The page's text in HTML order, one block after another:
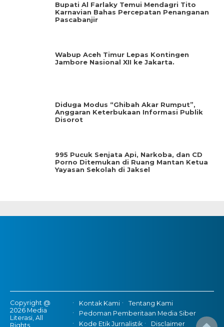
Bupati Al Farlaky Temui Mendagri Tito
Karnavian Bahas Percepatan Penanganan
Pascabanjir
Wabup Aceh Timur Lepas Kontingen
Jambore Nasional XII ke Jakarta.
Diduga Modus “Ghibah Akar Rumput”,
Anggaran Keterbukaan Informasi Publik
Disorot
995 Pucuk Senjata Api, Narkoba, dan CD
Porno Ditemukan di Ruang Mantan Ketua
Yayasan Sekolah di Jaksel
Copyright @
2026 Media
Literasi, All
Rights
Kontak Kami
Tentang Kami
Pedoman Pemberitaan Media Siber
Kode Etik Jurnalistik
Disclaimer